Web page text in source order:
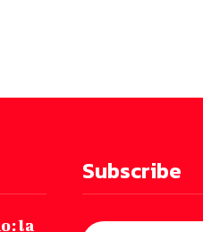
la
Subscribe